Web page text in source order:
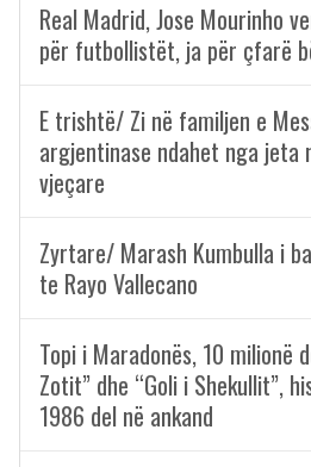
Real Madrid, Jose Mourinho
për futbollistët, ja për çfarë
E trishtë/ Zi në familjen e
argjentinase ndahet nga jeta
vjeçare
Zyrtare/ Marash Kumbulla i
te Rayo Vallecano
Topi i Maradonës, 10 milionë
Zotit” dhe “Goli i Shekullit”,
1986 del në ankand